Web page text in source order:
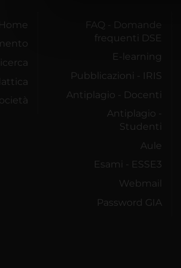
che hanno raccolto dal tuo
Home
FAQ - Domande
frequenti DSE
E-learning
Pubblicazioni - IRIS
Antiplagio - Docenti
Antiplagio -
Studenti
Aule
Esami - ESSE3
Webmail
Password GIA